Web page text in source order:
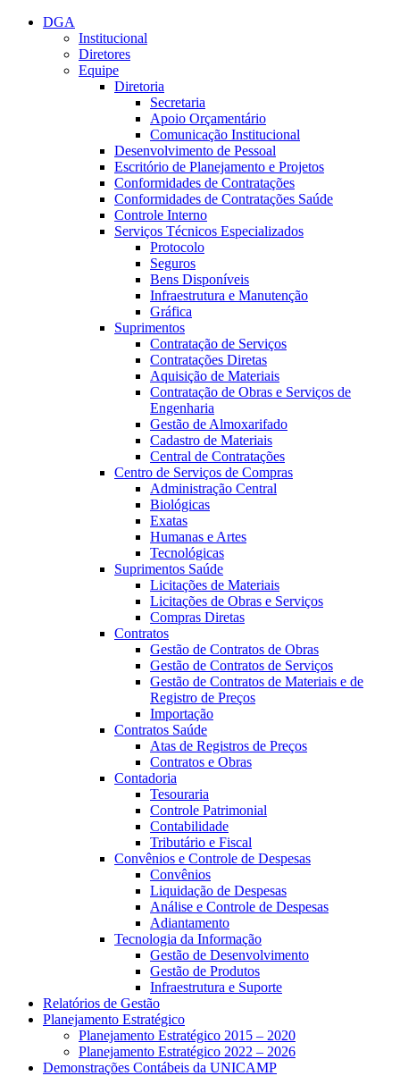
Conteúdo principal
DGA
Institucional
Diretores
Equipe
Diretoria
Secretaria
Apoio Orçamentário
Comunicação Institucional
Desenvolvimento de Pessoal
Escritório de Planejamento e Projetos
Conformidades de Contratações
Conformidades de Contratações Saúde
Controle Interno
Serviços Técnicos Especializados
Protocolo
Seguros
Bens Disponíveis
Infraestrutura e Manutenção
Gráfica
Suprimentos
Contratação de Serviços
Contratações Diretas
Aquisição de Materiais
Contratação de Obras e Serviços de
Engenharia
Gestão de Almoxarifado
Cadastro de Materiais
Central de Contratações
Centro de Serviços de Compras
Administração Central
Biológicas
Exatas
Humanas e Artes
Tecnológicas
Suprimentos Saúde
Licitações de Materiais
Licitações de Obras e Serviços
Compras Diretas
Contratos
Gestão de Contratos de Obras
Gestão de Contratos de Serviços
Gestão de Contratos de Materiais e de
Registro de Preços
Importação
Contratos Saúde
Atas de Registros de Preços
Contratos e Obras
Contadoria
Tesouraria
Controle Patrimonial
Contabilidade
Tributário e Fiscal
Convênios e Controle de Despesas
Convênios
Liquidação de Despesas
Análise e Controle de Despesas
Adiantamento
Tecnologia da Informação
Gestão de Desenvolvimento
Gestão de Produtos
Infraestrutura e Suporte
Relatórios de Gestão
Planejamento Estratégico
Planejamento Estratégico 2015 – 2020
Planejamento Estratégico 2022 – 2026
Demonstrações Contábeis da UNICAMP